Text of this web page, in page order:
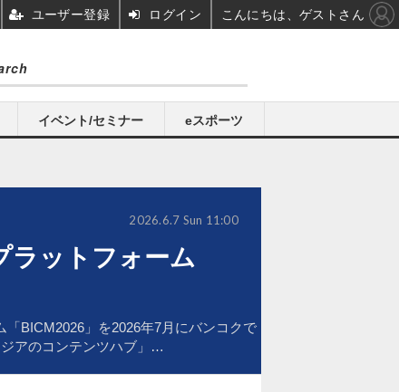
イベント/セミナー eスポーツ
ラットフォーム
BICM2026」を2026年7月にバンコクで
アのコンテンツハブ」…
2026.6.7 Sun 11:00
ユーザー登録 ログイン こんにちは、ゲストさん